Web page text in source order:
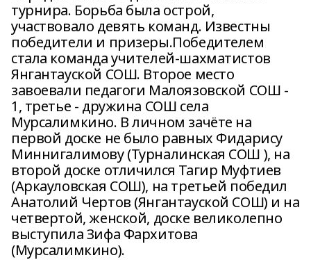
турнира. Борьба была острой,
участвовало девять команд. Известны
победители и призеры.Победителем
стала команда учителей-шахматистов
Янгантауской СОШ. Второе место
завоевали педагоги Малоязовской СОШ -
1, третье - дружина СОШ села
Мурсалимкино. В личном зачёте на
первой доске не было равных Фидарису
Миннигалимову (Турналинская СОШ ), на
второй доске отличился Тагир Муфтиев
(Аркауловская СОШ), на третьей победил
Анатолий Чертов (Янгантауской СОШ) и на
четвертой, женской, доске великолепно
выступила Зифа Фархитова
(Мурсалимкино).